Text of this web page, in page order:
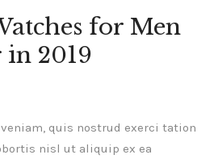
for Men
in 2019
quis nostrud exerci tation
nisl ut aliquip ex ea